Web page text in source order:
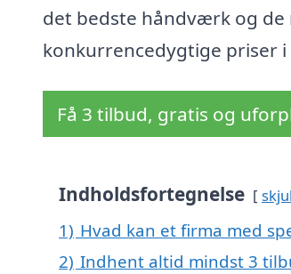
det bedste håndværk og de
konkurrencedygtige priser
Få 3 tilbud, gratis og
Indholdsfortegnelse skjul
1) Hvad kan et firma med
2) Indhent altid mindst 3